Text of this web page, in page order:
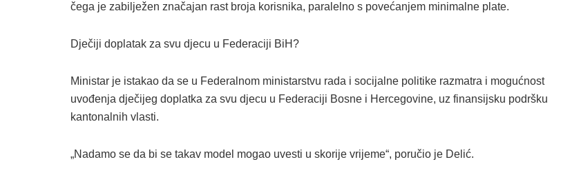
čega je zabilježen značajan rast broja korisnika, paralelno s povećanjem minimalne plate.
Dječiji doplatak za svu djecu u Federaciji BiH?
Ministar je istakao da se u Federalnom ministarstvu rada i socijalne politike razmatra i mogućnost
uvođenja dječijeg doplatka za svu djecu u Federaciji Bosne i Hercegovine, uz finansijsku podršku
kantonalnih vlasti.
„Nadamo se da bi se takav model mogao uvesti u skorije vrijeme“, poručio je Delić.